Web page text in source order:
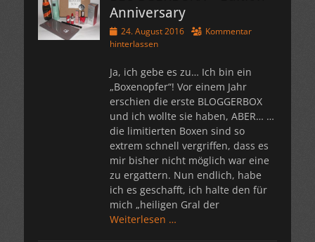
Anniversary
Veröffentlicht
am
24. August 2016
Kommentar
hinterlassen
Ja, ich gebe es zu… Ich bin ein
„Boxenopfer“! Vor einem Jahr
erschien die erste BLOGGERBOX
und ich wollte sie haben, ABER… …
die limitierten Boxen sind so
extrem schnell vergriffen, dass es
mir bisher nicht möglich war eine
zu ergattern. Nun endlich, habe
ich es geschafft, ich halte den für
mich „heiligen Gral der
Weiterlesen …